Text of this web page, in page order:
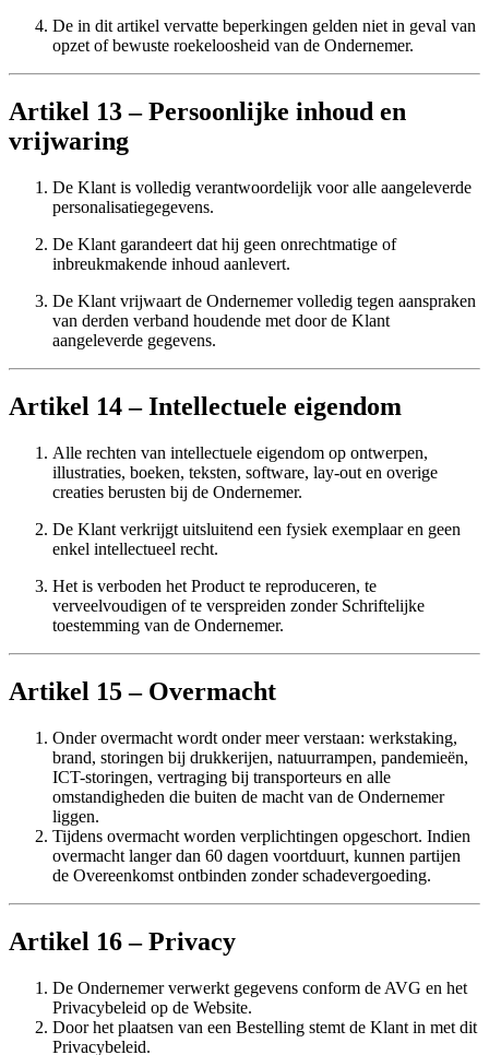
De in dit artikel vervatte beperkingen gelden niet in geval van
opzet of bewuste roekeloosheid van de Ondernemer.
Artikel 13 – Persoonlijke inhoud en
vrijwaring
De Klant is volledig verantwoordelijk voor alle aangeleverde
personalisatiegegevens.
De Klant garandeert dat hij geen onrechtmatige of
inbreukmakende inhoud aanlevert.
De Klant vrijwaart de Ondernemer volledig tegen aanspraken
van derden verband houdende met door de Klant
aangeleverde gegevens.
Artikel 14 – Intellectuele eigendom
Alle rechten van intellectuele eigendom op ontwerpen,
illustraties, boeken, teksten, software, lay-out en overige
creaties berusten bij de Ondernemer.
De Klant verkrijgt uitsluitend een fysiek exemplaar en geen
enkel intellectueel recht.
Het is verboden het Product te reproduceren, te
verveelvoudigen of te verspreiden zonder Schriftelijke
toestemming van de Ondernemer.
Artikel 15 – Overmacht
Onder overmacht wordt onder meer verstaan: werkstaking,
brand, storingen bij drukkerijen, natuurrampen, pandemieën,
ICT-storingen, vertraging bij transporteurs en alle
omstandigheden die buiten de macht van de Ondernemer
liggen.
Tijdens overmacht worden verplichtingen opgeschort. Indien
overmacht langer dan 60 dagen voortduurt, kunnen partijen
de Overeenkomst ontbinden zonder schadevergoeding.
Artikel 16 – Privacy
De Ondernemer verwerkt gegevens conform de AVG en het
Privacybeleid op de Website.
Door het plaatsen van een Bestelling stemt de Klant in met dit
Privacybeleid.